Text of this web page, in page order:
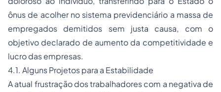
ônus de acolher no sistema previdenciário a massa de
empregados demitidos sem justa causa, com o
objetivo declarado de aumento da competitividade e
lucro das empresas.
4.1. Alguns Projetos para a Estabilidade
A atual frustração dos trabalhadores com a negativa de